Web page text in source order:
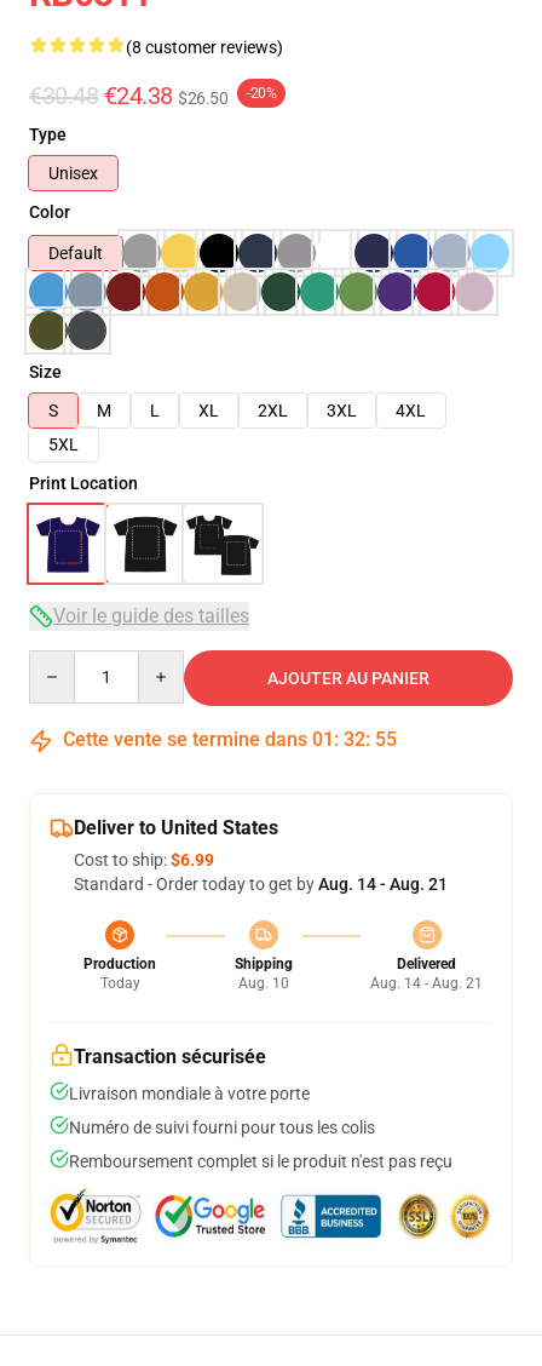
(8 customer reviews)
€30.48 €24.38 $26.50 -20%
Type
Unisex
Color
Default
Size
S
M L XL 2XL 3XL
4XL
5XL
Print Location
Voir le guide des tailles
AJOUTER AU PANIER
Cette vente se termine dans 01 : 32: 54
Deliver to United States
Cost to ship:$6.99
Standard - Order today to get byAug. 14 - Aug. 21
Production
Today
Shipping
Aug. 10
Delivered
Aug. 14 - Aug. 21
Transaction sécurisée
Livraison mondiale à votre porte
Numéro de suivi fourni pour tous les colis
Remboursement complet si le produit n'est pas reçu